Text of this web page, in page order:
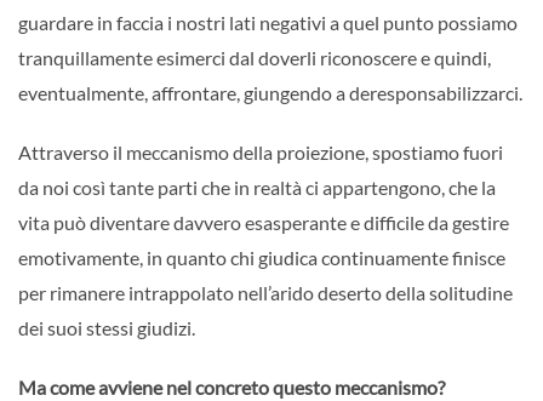
guardare in faccia i nostri lati negativi a quel punto possiamo
tranquillamente esimerci dal doverli riconoscere e quindi,
eventualmente, affrontare, giungendo a deresponsabilizzarci.
Attraverso il meccanismo della proiezione, spostiamo fuori
da noi così tante parti che in realtà ci appartengono, che la
vita può diventare davvero esasperante e difficile da gestire
emotivamente, in quanto chi giudica continuamente finisce
per rimanere intrappolato nell’arido deserto della solitudine
dei suoi stessi giudizi.
Ma come avviene nel concreto questo meccanismo?